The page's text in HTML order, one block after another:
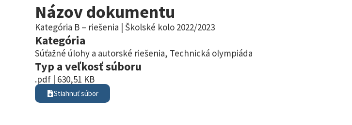
Názov dokumentu
Kategória B – riešenia | Školské kolo 2022/2023
Kategória
Súťažné úlohy a autorské riešenia, Technická olympiáda
Typ a veľkosť súboru
.pdf | 630,51 KB
Stiahnuť súbor